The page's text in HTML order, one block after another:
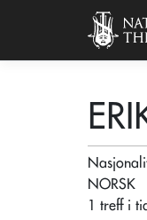
NORSK
1 treff i